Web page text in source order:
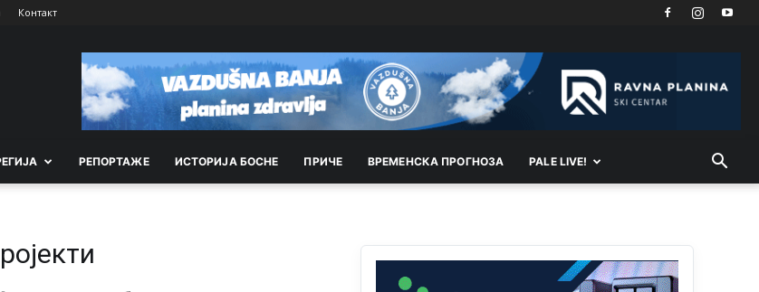
Контакт
РEПОРТАЖE ИСТОРИЈА БОСНЕ ПРИЧЕ ВРEМEНСКА ПРОГНОЗА PALE LIVE!
šalju poštom a da ne dolaze? Kurko
Анонимно2807791 јуче 11:39
БиХ није гласала да је тзв.Косово држава.
Анонимно2807895 јуче 12:16